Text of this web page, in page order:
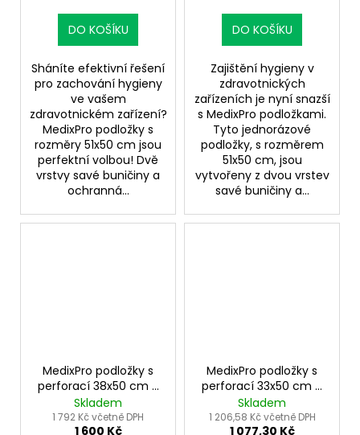
DO KOŠÍKU
Sháníte efektivní řešení
pro zachování hygieny
ve vašem
zdravotnickém zařízení?
MedixPro podložky s
rozměry 51x50 cm jsou
perfektní volbou! Dvě
vrstvy savé buničiny a
ochranná...
DO KOŠÍKU
Zajištění hygieny v
zdravotnických
zařízeních je nyní snazší
s MedixPro podložkami.
Tyto jednorázové
podložky, s rozměrem
51x50 cm, jsou
vytvořeny z dvou vrstev
savé buničiny a...
MedixPro podložky s
perforací 38x50 cm –
role pro hygienickou
ochranu
Skladem
1 792 Kč včetně DPH
1 600 Kč
MedixPro podložky s
perforací 33x50 cm –
role s hygienickou
ochranou
Skladem
1 206,58 Kč včetně DPH
1 077,30 Kč